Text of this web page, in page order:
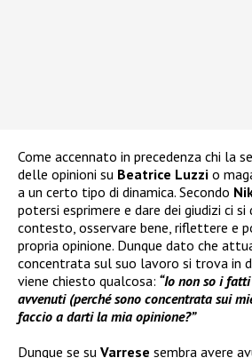
Come accennato in precedenza chi la
delle opinioni su Beatrice Luzzi o
a un certo tipo di dinamica. Secondo
potersi esprimere e dare dei giudizi ci
contesto, osservare bene, riflettere e
propria opinione. Dunque dato che
concentrata sul suo lavoro si trova in
viene chiesto qualcosa: “Io non so i
avvenuti (perché sono concentrata sui
faccio a darti la mia opinione?”
Dunque se su Varrese sembra avere